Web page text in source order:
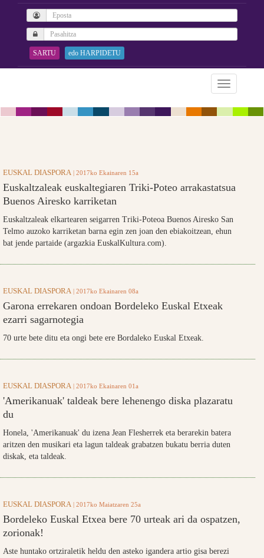
SARTU edo HARPIDETU
EUSKAL DIASPORA | 2017ko Ekainaren 15a
Euskaltzaleak euskaltegiaren Triki-Poteo arrakastatsua
Buenos Airesko karriketan
Euskaltzaleak elkartearen seigarren Triki-Poteoa Buenos Airesko San
Telmo auzoko karriketan barna egin zen joan den ebiakoitzean, ehun
bat jende partaide (argazkia EuskalKultura.com).
EUSKAL DIASPORA | 2017ko Ekainaren 08a
Garona errekaren ondoan Bordeleko Euskal Etxeak
ezarri sagarnotegia
70 urte bete ditu eta ongi bete ere Bordaleko Euskal Etxeak.
EUSKAL DIASPORA | 2017ko Ekainaren 01a
'Amerikanuak' taldeak bere lehenengo diska plazaratu
du
Honela, 'Amerikanuak' du izena Jean Flesherrek eta berarekin batera
aritzen den musikari eta lagun taldeak grabatzen bukatu berria duten
diskak, eta taldeak.
EUSKAL DIASPORA | 2017ko Maiatzaren 25a
Bordeleko Euskal Etxea bere 70 urteak ari da ospatzen,
zorionak!
Aste huntako ortziraletik heldu den asteko igandera artio gisa berezi